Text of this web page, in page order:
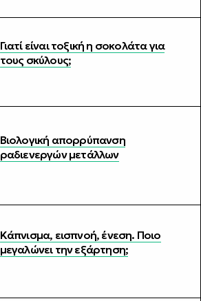
Γιατί είναι τοξική η σοκολάτα για
τους σκύλους;
Βιολογική απορρύπανση
ραδιενεργών μετάλλων
Κάπνισμα, εισπνοή, ένεση. Ποιο
μεγαλώνει την εξάρτηση;